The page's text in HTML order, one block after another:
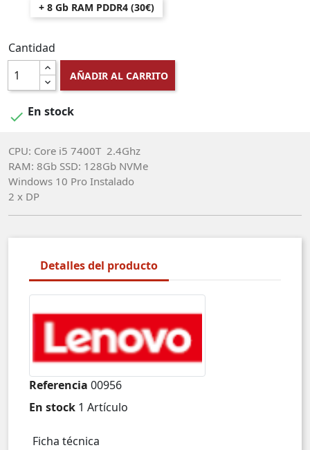
+ 8 Gb RAM PDDR4 (30€)
Cantidad
AÑADIR AL CARRITO
 En stock
CPU: Core i5 7400T 2.4Ghz
RAM: 8Gb SSD: 128Gb NVMe
Windows 10 Pro Instalado
2 x DP
Detalles del producto
Referencia 00956
En stock 1 Artículo
Ficha técnica